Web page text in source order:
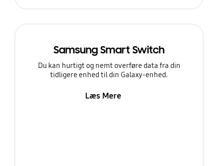
Samsung Smart Switch
Du kan hurtigt og nemt overføre data fra din
tidligere enhed til din Galaxy-enhed.
Læs Mere